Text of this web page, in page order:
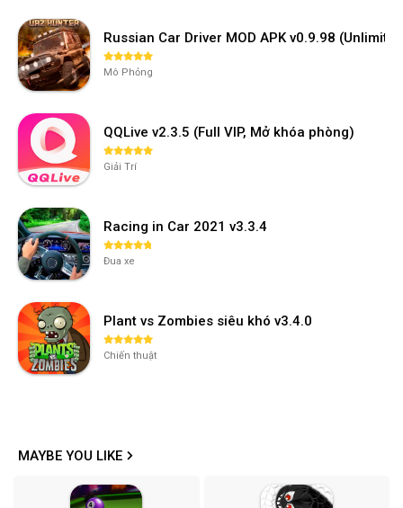
Russian Car Driver MOD APK v0.9.98
Mô Phỏng
QQLive v2.3.5 (Full VIP, Mở khóa phòng)
Giải Trí
Racing in Car 2021 v3.3.4
Đua xe
Plant vs Zombies siêu khó v3.4.0
Chiến thuật
MAYBE YOU LIKE